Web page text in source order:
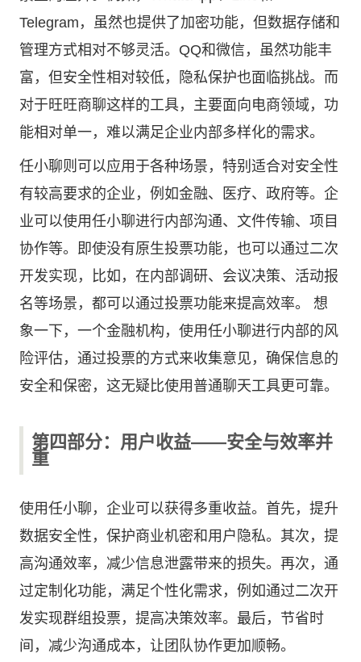
Telegram，虽然也提供了加密功能，但数据存储和
管理方式相对不够灵活。QQ和微信，虽然功能丰
富，但安全性相对较低，隐私保护也面临挑战。而
对于旺旺商聊这样的工具，主要面向电商领域，功
能相对单一，难以满足企业内部多样化的需求。
任小聊则可以应用于各种场景，特别适合对安全性
有较高要求的企业，例如金融、医疗、政府等。企
业可以使用任小聊进行内部沟通、文件传输、项目
协作等。即使没有原生投票功能，也可以通过二次
开发实现，比如，在内部调研、会议决策、活动报
名等场景，都可以通过投票功能来提高效率。 想
象一下，一个金融机构，使用任小聊进行内部的风
险评估，通过投票的方式来收集意见，确保信息的
安全和保密，这无疑比使用普通聊天工具更可靠。
第四部分：用户收益——安全与效率并
重
使用任小聊，企业可以获得多重收益。首先，提升
数据安全性，保护商业机密和用户隐私。其次，提
高沟通效率，减少信息泄露带来的损失。再次，通
过定制化功能，满足个性化需求，例如通过二次开
发实现群组投票，提高决策效率。最后，节省时
间，减少沟通成本，让团队协作更加顺畅。